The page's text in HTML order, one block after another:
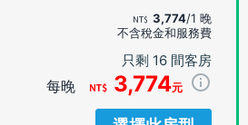
3,774/1 晚
不含稅金和服務費
只剩 16 間客房
每晚 3,774元